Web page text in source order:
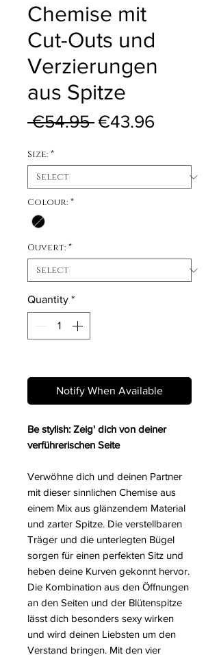
Chemise mit
Cut-Outs und
Verzierungen
aus Spitze
€54.95 Regular Price
€43.96
Size: *
Colour: *
Ouvert: *
Quantity *
Notify When Available
Be stylish: Zeig' dich von deiner
verführerischen Seite
Verwöhne dich und deinen Partner
mit dieser sinnlichen Chemise aus
einem Mix aus glänzendem Material
und zarter Spitze. Die verstellbaren
Träger und die unterlegten Bügel
sorgen für einen perfekten Sitz und
heben deine Kurven gekonnt hervor.
Die Kombination aus den Öffnungen
an den Seiten und der Blütenspitze
lässt dich besonders sexy wirken
und wird deinen Liebsten um den
Verstand bringen. Mit den vier